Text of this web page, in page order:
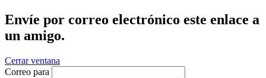
Envíe por correo electrónico este enlace a
un amigo.
Cerrar ventana
Correo para